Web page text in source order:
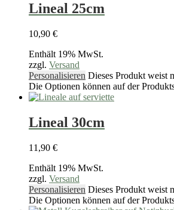
Lineal 25cm
10,90 €
Enthält 19% MwSt.
zzgl. Versand
Personalisieren Dieses Produkt weist
Die Optionen können auf der
Lineal 30cm
11,90 €
Enthält 19% MwSt.
zzgl. Versand
Personalisieren Dieses Produkt weist
Die Optionen können auf der